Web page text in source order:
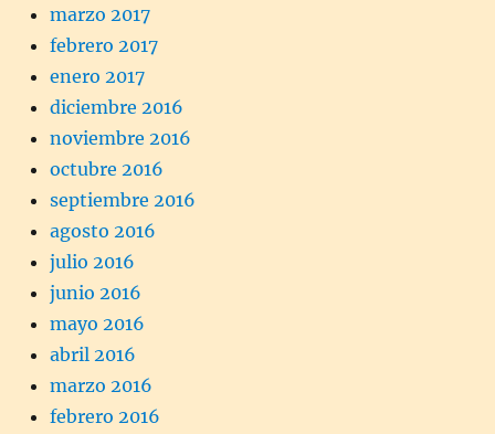
marzo 2017
febrero 2017
enero 2017
diciembre 2016
noviembre 2016
octubre 2016
septiembre 2016
agosto 2016
julio 2016
junio 2016
mayo 2016
abril 2016
marzo 2016
febrero 2016